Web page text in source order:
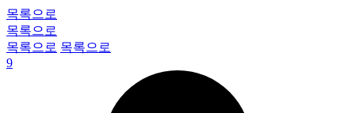
목록으로
목록으로
목록으로 목록으로
9